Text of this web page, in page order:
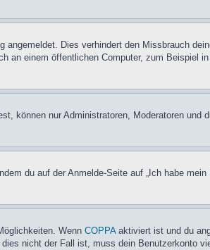
Dies verhindert den Missbrauch
an einem öffentlichen Computer, zum Beispiel
können nur Administratoren, Moderatoren und
du auf der Anmelde-Seite auf „Ich habe
Wenn COPPAaktiviert ist und du
nicht der Fall ist, muss dein Benutzerkonto